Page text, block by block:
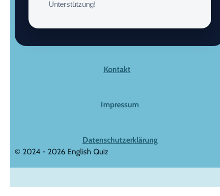
Unterstützung!
Kontakt
Impressum
Datenschutzerklärung
© 2024 - 2026 English Quiz